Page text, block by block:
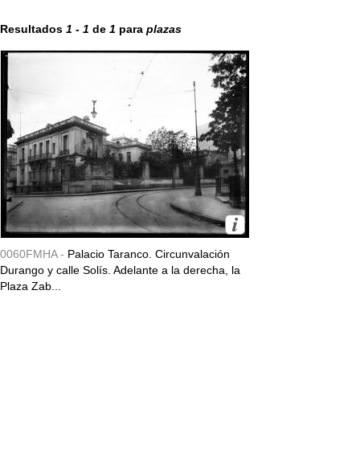
Resultados 1 - 1 de 1 para plazas
0060FMHA - Palacio Taranco. Circunvalación
Durango y calle Solís. Adelante a la derecha, la
Plaza Zab...